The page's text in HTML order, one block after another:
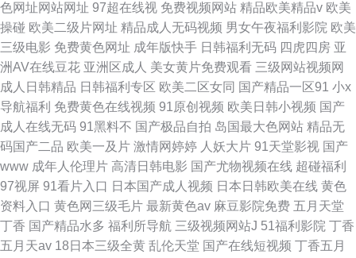
色网址网站网址 97超在线视 免费视频网站 精品欧美精品v 欧美
操碰 欧美二级片网址 精品成人无码视频 男女午夜福利影院 欧美
三级电影 免费黄色网址 成年版快手 日韩福利无码 四虎四房 亚
洲AV在线豆花 亚洲区成人 美女黄片免费观看 三级网站视频网
成人日韩精品 日韩福利专区 欧美二区女同 国产精品一区91 小x
导航福利 免费黄色在线视频 91原创视频 欧美日韩小视频 国产
成人在线无码 91黑料不 国产极品自拍 岛国最大色网站 精品无
码国产二品 欧美一及片 激情网婷婷 人妖大片 91天堂影视 国产
www 成年人伦理片 高清日韩电影 国产尤物视频在线 超碰福利
97视屏 91看片入口 日本国产成人视频 日本日韩欧美在线 黄色
资料入口 黄色网三级毛片 最新黄色av 麻豆影院免费 五月天堂
丁香 国产精品水多 福利所导航 三级视频网站J 51福利影院 丁香
五月天av 18日本三级全黄 乱伦天堂 国产在线短视频 丁香五月